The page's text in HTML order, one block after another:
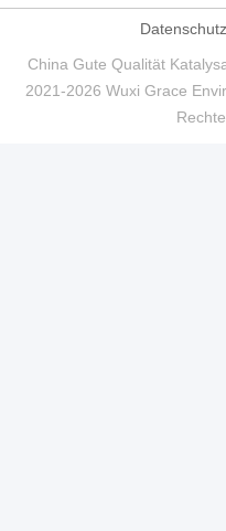
China Gute Qualität
2021-2026 Wuxi Grace